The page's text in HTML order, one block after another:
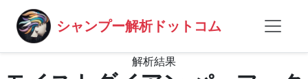
シャンプー解析ドットコム
解析結果